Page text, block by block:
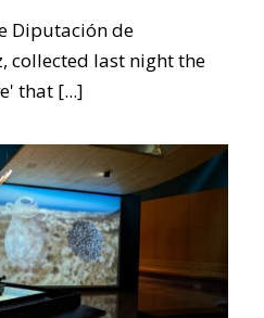
Diputación de
collected last night the
that [...]